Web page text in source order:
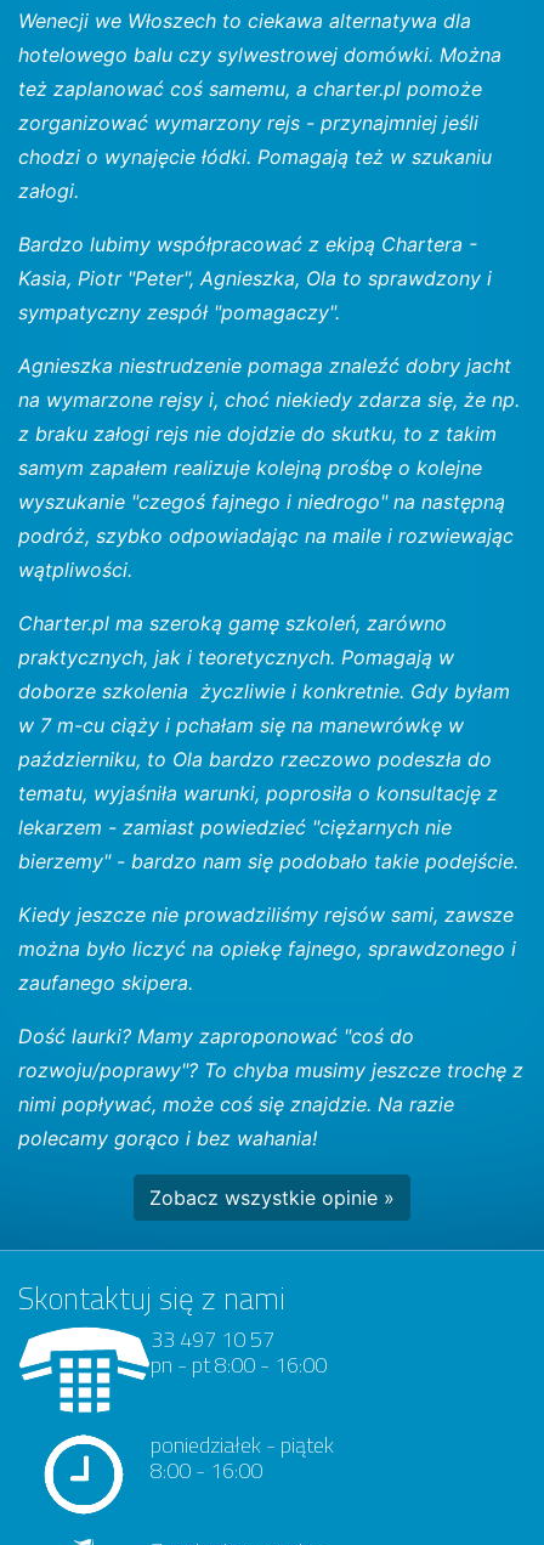
Wenecji we Włoszech to ciekawa alternatywa dla
hotelowego balu czy sylwestrowej domówki. Można
też zaplanować coś samemu, a charter.pl pomoże
zorganizować wymarzony rejs - przynajmniej jeśli
chodzi o wynajęcie łódki. Pomagają też w szukaniu
załogi.
Bardzo lubimy współpracować z ekipą Chartera -
Kasia, Piotr "Peter", Agnieszka, Ola to sprawdzony i
sympatyczny zespół "pomagaczy".
Agnieszka niestrudzenie pomaga znaleźć dobry jacht
na wymarzone rejsy i, choć niekiedy zdarza się, że np.
z braku załogi rejs nie dojdzie do skutku, to z takim
samym zapałem realizuje kolejną prośbę o kolejne
wyszukanie "czegoś fajnego i niedrogo" na następną
podróż, szybko odpowiadając na maile i rozwiewając
wątpliwości.
Charter.pl ma szeroką gamę szkoleń, zarówno
praktycznych, jak i teoretycznych. Pomagają w
doborze szkolenia życzliwie i konkretnie. Gdy byłam
w 7 m-cu ciąży i pchałam się na manewrówkę w
październiku, to Ola bardzo rzeczowo podeszła do
tematu, wyjaśniła warunki, poprosiła o konsultację z
lekarzem - zamiast powiedzieć "ciężarnych nie
bierzemy" - bardzo nam się podobało takie podejście.
Kiedy jeszcze nie prowadziliśmy rejsów sami, zawsze
można było liczyć na opiekę fajnego, sprawdzonego i
zaufanego skipera.
Dość laurki? Mamy zaproponować "coś do
rozwoju/poprawy"? To chyba musimy jeszcze trochę z
nimi popływać, może coś się znajdzie. Na razie
polecamy gorąco i bez wahania!
Zobacz wszystkie opinie »
Skontaktuj się z nami
33 497 10 57
pn - pt 8:00 - 16:00
poniedziałek - piątek
8:00 - 16:00